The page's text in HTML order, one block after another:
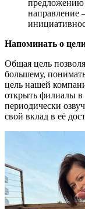
предложению
направление
Напоминать о
Общая цель
большему,
цель нашей
открыть филиалы в
периодически
свой вклад в её